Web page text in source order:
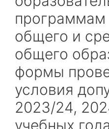
программам
общего и
общего
формы
условия
2023/24,
учебных